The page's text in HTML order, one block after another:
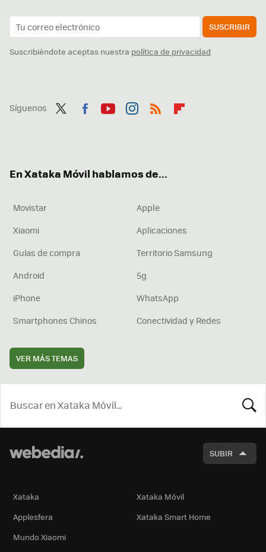
SUSCRIBIR
Suscribiéndote aceptas nuestra política de privacidad
Síguenos
En Xataka Móvil hablamos de...
Movistar
Apple
Xiaomi
Aplicaciones
Guías de compra
Territorio Samsung
Android
5g
iPhone
WhatsApp
Smartphones Chinos
Conectividad y Redes
VER MÁS TEMAS
SUBIR
Xataka
Xataka Móvil
Applesfera
Xataka Smart Home
Mundo Xiaomi